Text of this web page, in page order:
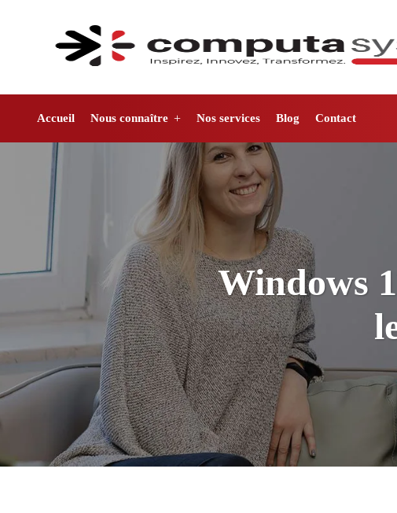
Accueil Nous connaître Nos services Blog Contact
Windows